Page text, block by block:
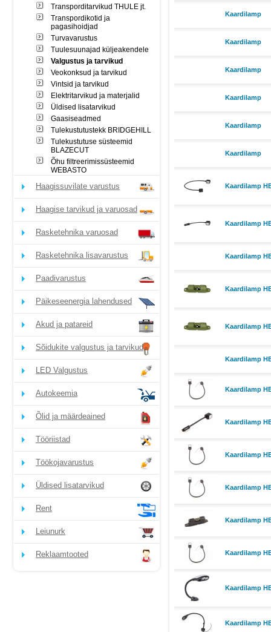
Transporditarvikud THULE jt.
Transpordikotid ja
pagasihoidjad
Turvavarustus
Tuulesuunajad küljeakendele
Valgustus ja tarvikud
Veokonksud ja tarvikud
Vintsid ja tarvikud
Elektritarvikud ja materjalid
Üldised lisatarvikud
Gaasiseadmed
Tulekustutustekk BRIDGEHILL
Tulekustutuse süsteemid
BLAZECUT
Õhu filtreerimissüsteemid
WEBASTO
Haagissuvilate varustus
Haagise tarvikud ja varuosad
Rasketehnika varuosad
Rasketehnika lisavarustus
Paadivarustus
Päikeseenergia lahendused
Akud ja patareid
Sõidukite valgustus ja tarvikud
LED Valgustus
Autokeemia
Õlid ja määrdeained
Tööriistad
Töökojavarustus
Üldised lisatarvikud
Rent
Leiunurk
Reklaamtooted
Kaardilamp
Kaardilamp
Kaardilamp
Kaardilamp
Kaardilamp
Kaardilamp
Kaardilamp
Kaardilamp
Kaardilamp
Kaardilamp
Kaardilamp
Kaardilamp
Kaardilamp
Kaardilamp
Kaardilamp
Kaardilamp
Kaardilamp
Kaardilamp
Kaardilamp
Kaardilamp